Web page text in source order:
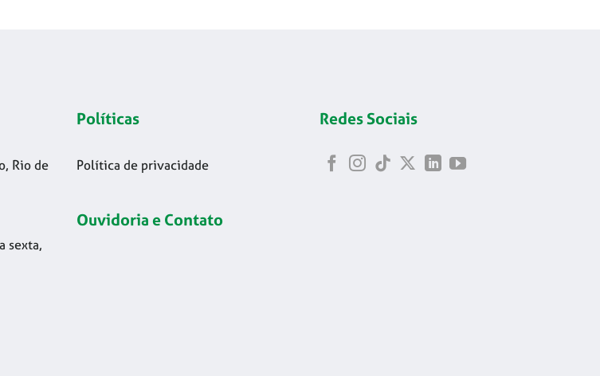
Rio de
sexta,
Políticas
Política de privacidade
Ouvidoria e Contato
Redes Sociais